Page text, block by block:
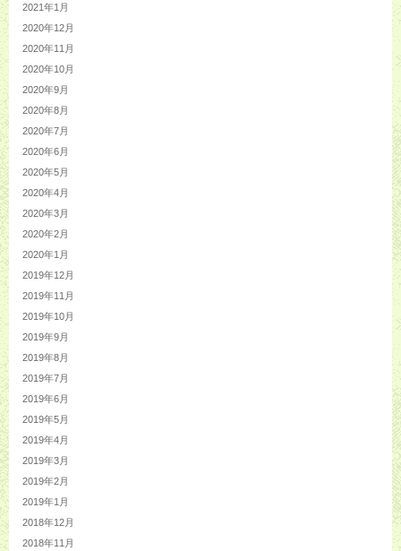
2021年1月
2020年12月
2020年11月
2020年10月
2020年9月
2020年8月
2020年7月
2020年6月
2020年5月
2020年4月
2020年3月
2020年2月
2020年1月
2019年12月
2019年11月
2019年10月
2019年9月
2019年8月
2019年7月
2019年6月
2019年5月
2019年4月
2019年3月
2019年2月
2019年1月
2018年12月
2018年11月